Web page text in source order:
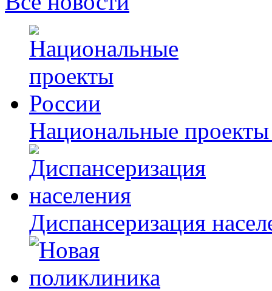
Национальные
Диспансеризация